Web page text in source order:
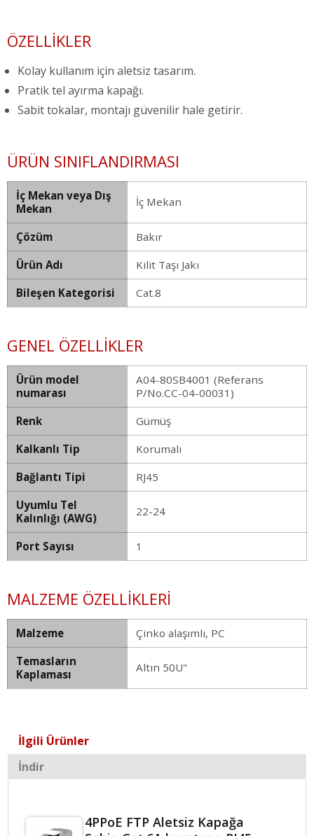
ÖZELLIKLER
Kolay kullanım için aletsiz tasarım.
Pratik tel ayırma kapağı.
Sabit tokalar, montajı güvenilir hale getirir.
ÜRÜN SINIFLANDIRMASI
İç Mekan veya Dış
Mekan
İç Mekan
Çözüm
Bakır
Ürün Adı
Kilit Taşı Jakı
Bileşen Kategorisi
Cat.8
GENEL ÖZELLIKLER
Ürün model
numarası
A04-80SB4001 (Referans
P/No.CC-04-00031)
Renk
Gümüş
Kalkanlı Tip
Korumalı
Bağlantı Tipi
RJ45
Uyumlu Tel
Kalınlığı (AWG)
22-24
Port Sayısı 1
MALZEME ÖZELLIKLERI
Malzeme
Çinko alaşımlı, PC
Temasların
Kaplaması
Altın 50U"
İlgili Ürünler
İndir
4PPoE FTP Aletsiz Kapağa